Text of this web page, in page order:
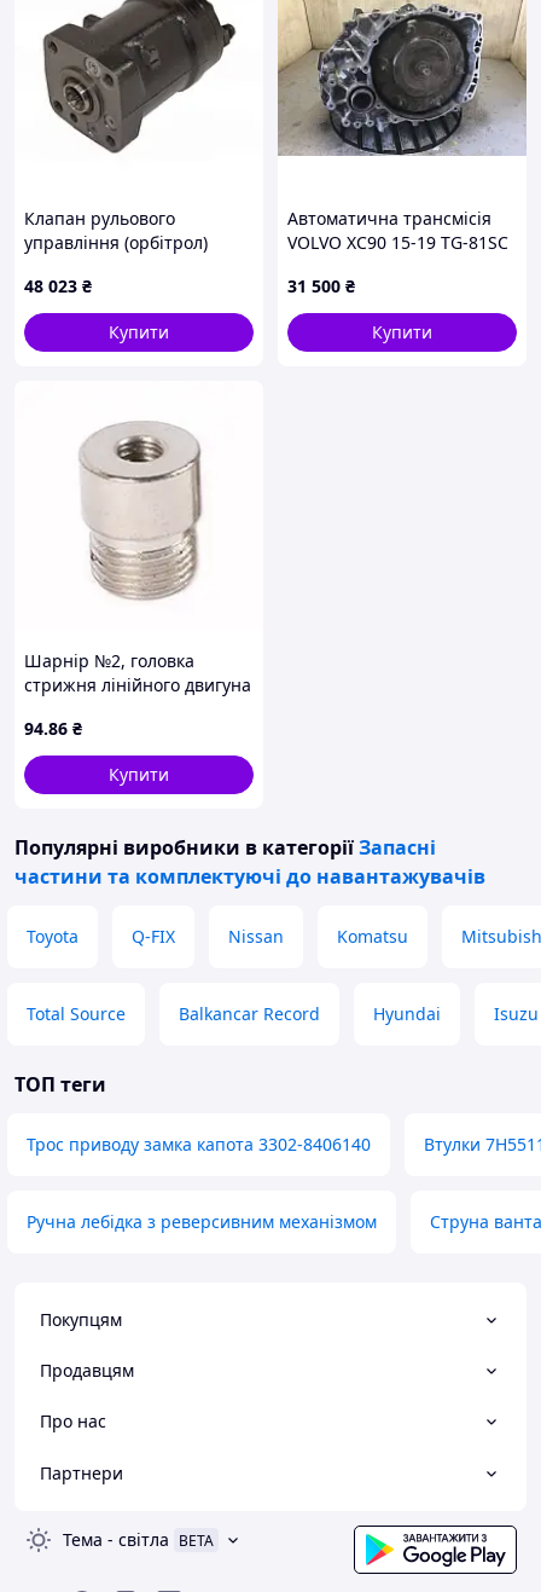
Клапан рульового
управління (орбітрол)
Hyster 1347024
48 023 ₴
Купити
Автоматична трансмісія
VOLVO XC90 15-19 TG-81SC
31 500 ₴
Купити
Шарнір №2, головка
стрижня лінійного двигуна
94.86 ₴
Купити
Популярні виробники в категоріїЗапасні
частини та комплектуючі до навантажувачів
Toyota Q-FIX Nissan Komatsu
Total Source Balkancar Record Hyundai Isuzu
ТОП теги
Трос приводу замка капота 3302-8406140 Втулки
Ручна лебідка з реверсивним механізмом Струна
Покупцям
Продавцям
Про нас
Партнери
Тема - світла BETA